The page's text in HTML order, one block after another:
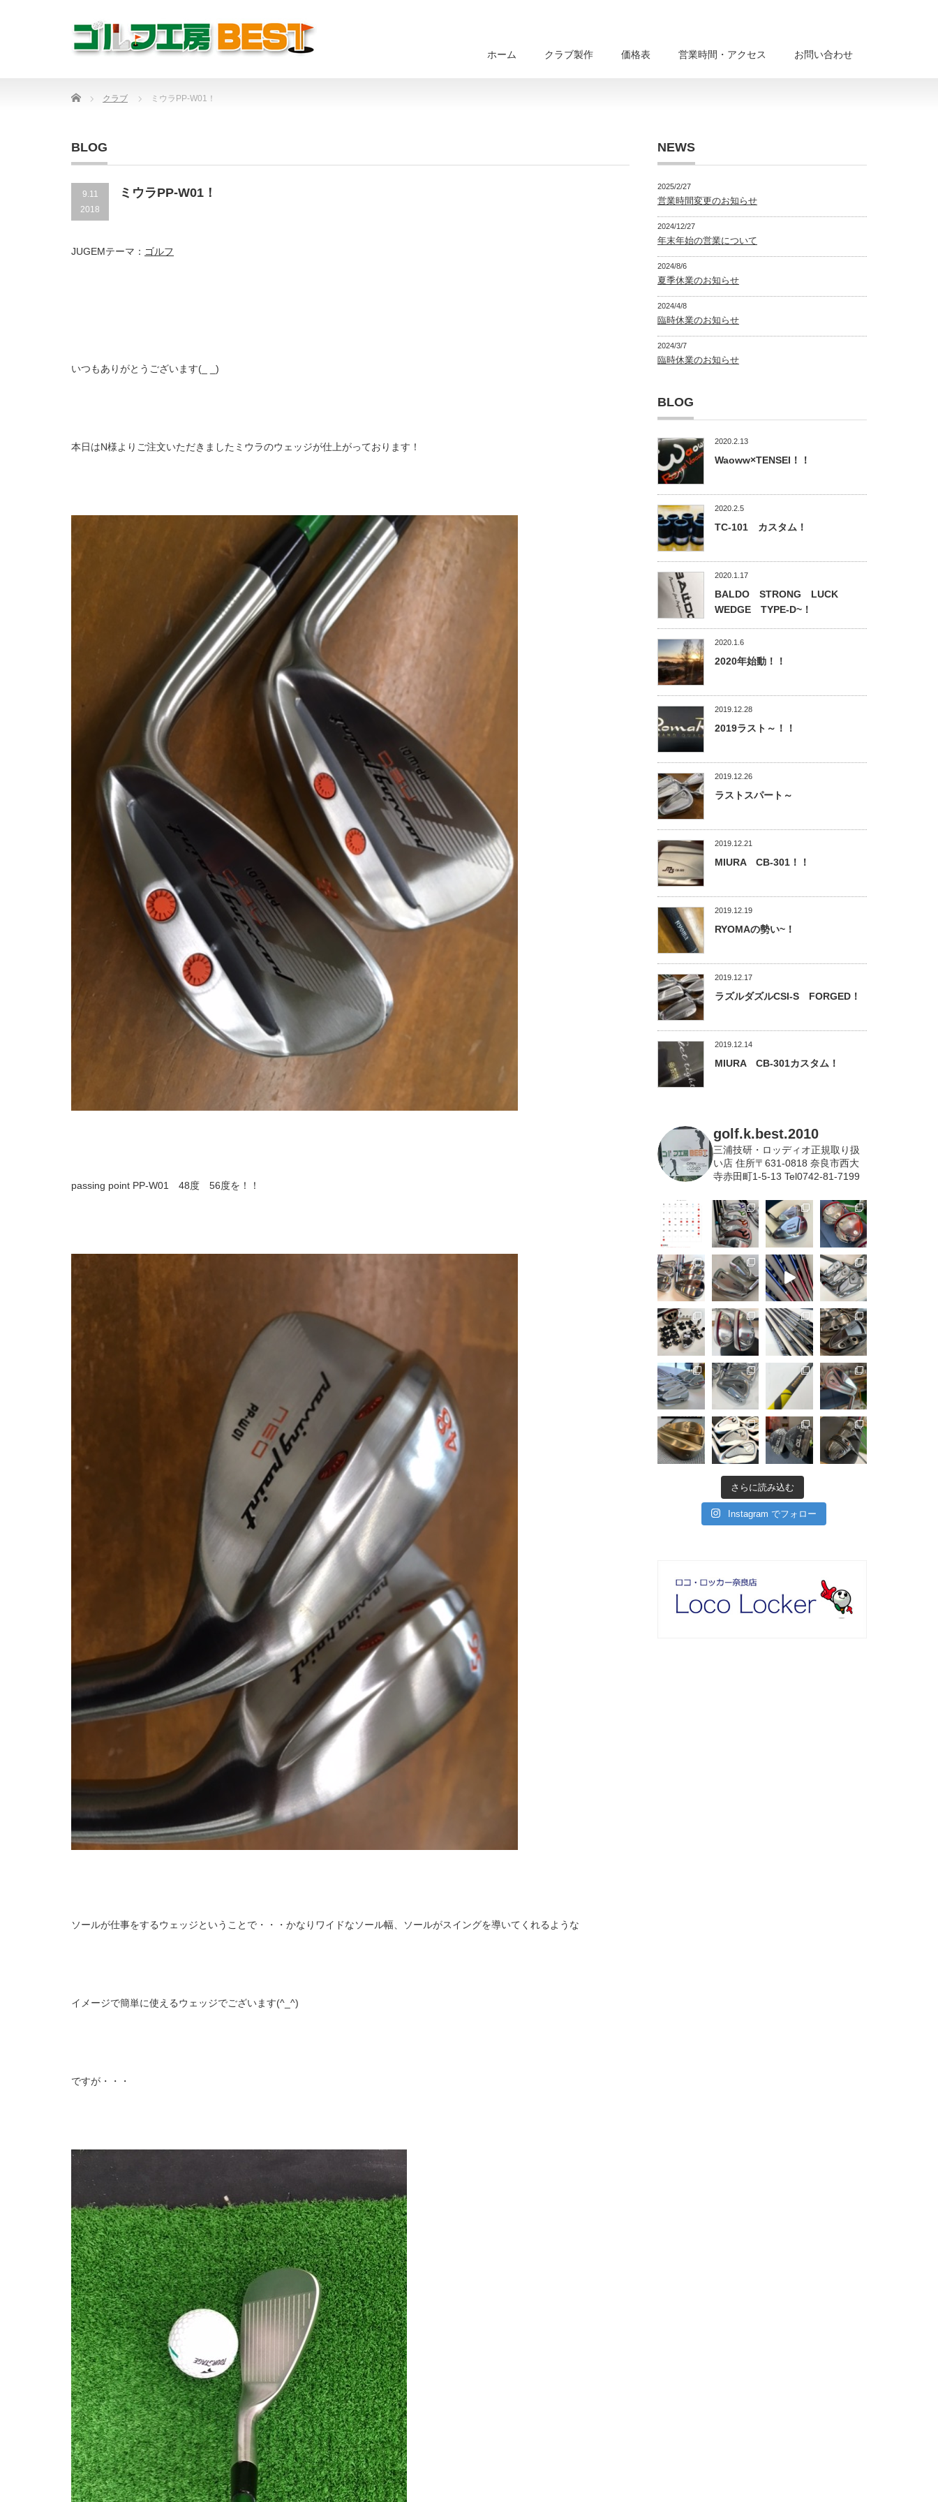
ホーム クラブ製作 価格表 営業時間・アクセス お問い合わせ
Home クラブ ミウラPP-W01！
BLOG
9.11
2018
ミウラPP-W01！
JUGEMテーマ： ゴルフ
いつもありがとうございます(_ _)
本日はN様よりご注文いただきましたミウラのウェッジが仕上がっております！
passing point PP-W01 48度 56度を！！
ソールが仕事をするウェッジということで・・・かなりワイドなソール幅、ソールがスイングを導いてくれるような
イメージで簡単に使えるウェッジでございます(^_^)
ですが・・・
NEWS
2025/2/27
営業時間変更のお知らせ
2024/12/27
年末年始の営業について
2024/8/6
夏季休業のお知らせ
2024/4/8
臨時休業のお知らせ
2024/3/7
臨時休業のお知らせ
BLOG
2020.2.13
Waoww×TENSEI！！
2020.2.5
TC-101 カスタム！
2020.1.17
BALDO STRONG LUCK
WEDGE TYPE-D~！
2020.1.6
2020年始動！！
2019.12.28
2019ラスト～！！
2019.12.26
ラストスパート～
2019.12.21
MIURA CB-301！！
2019.12.19
RYOMAの勢い~！
2019.12.17
ラズルダズルCSI-S FORGED！
2019.12.14
MIURA CB-301カスタム！
golf.k.best.2010
三浦技研・ロッディオ正規取り扱
い店 住所〒631-0818 奈良市西大
寺赤田町1-5-13 Tel0742-81-7199
さらに読み込む
Instagram でフォロー